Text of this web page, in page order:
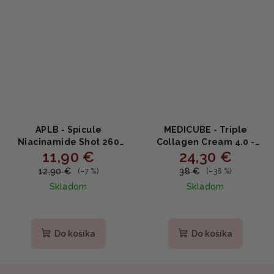
APLB - Spicule
Niacinamide Shot 260
Cream - Krém s
niacínamidom a
extraktmi 55ml
11,90 €
12,90 € (–7 %)
Skladom
Do košíka
MEDICUBE - Triple
Collagen Cream 4.0 -
Omladzujúci krém s
kolagénom 50ml
24,30 €
38 € (–36 %)
Skladom
produktu
Do košíka